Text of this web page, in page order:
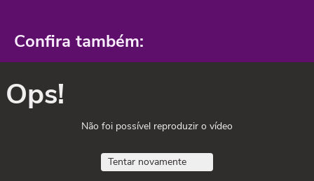
Confira também:
Ops!
Não foi possível reproduzir o vídeo
Tentar novamente